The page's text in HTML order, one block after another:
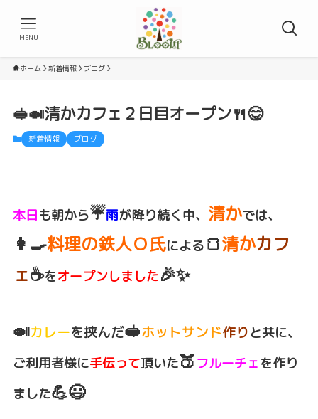
MENU
ホーム 新着情報 ブログ
🥪🍛清かカフェ２日目オープン🍴😋
新着情報 ブログ
本日も朝から☔雨が降り続く中、 清かでは、
👩‍🍳料理の鉄人Ｏ氏による 🍞清かカフ
ェ☕をオープンしました🎉✨
🍛カレーを挟んだ🥪ホットサンド作りと共に、
ご利用者様に手伝って頂いた🍑フルーチェ を作り
ました💪😃